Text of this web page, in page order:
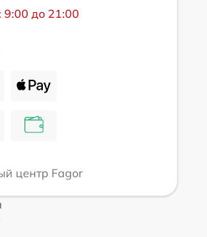
9:00 до 21:00
центр Fagor